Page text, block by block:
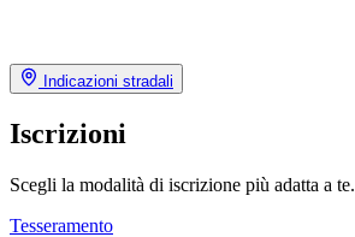
Indicazioni stradali
Iscrizioni
Scegli la modalità di iscrizione più adatta a te.
Tesseramento